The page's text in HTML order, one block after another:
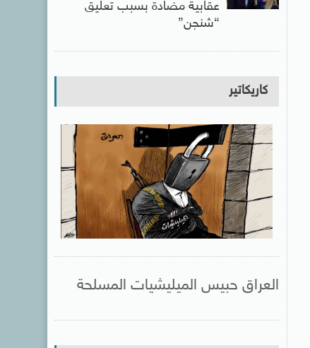
عقابية مضادة بسبب تعليق
“شنجن”
كاريكاتير
العراق حبيس الميليشيات المسلحة